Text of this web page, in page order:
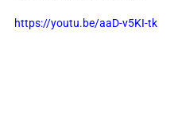
https://youtu.be/aaD-v5KI-tk